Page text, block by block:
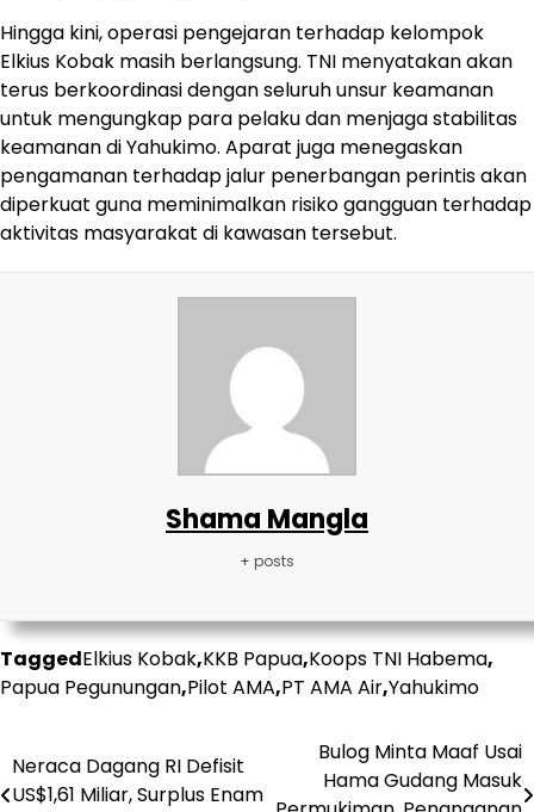
Hingga kini, operasi pengejaran terhadap kelompok
Elkius Kobak masih berlangsung. TNI menyatakan akan
terus berkoordinasi dengan seluruh unsur keamanan
untuk mengungkap para pelaku dan menjaga stabilitas
keamanan di Yahukimo. Aparat juga menegaskan
pengamanan terhadap jalur penerbangan perintis akan
diperkuat guna meminimalkan risiko gangguan terhadap
aktivitas masyarakat di kawasan tersebut.
Shama Mangla
+ posts
TaggedElkius Kobak,KKB Papua,Koops TNI Habema,
Papua Pegunungan,Pilot AMA,PT AMA Air,Yahukimo
Post
navigation
Neraca Dagang RI Defisit
US$1,61 Miliar, Surplus Enam
Bulog Minta Maaf Usai
Hama Gudang Masuk